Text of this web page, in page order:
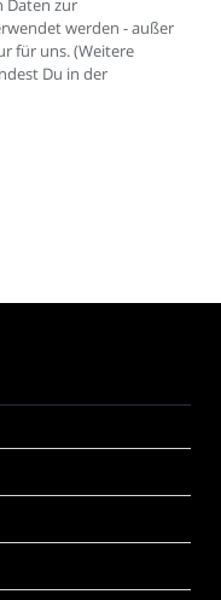
Daten zur
werden - außer
für uns. (Weitere
Du in der